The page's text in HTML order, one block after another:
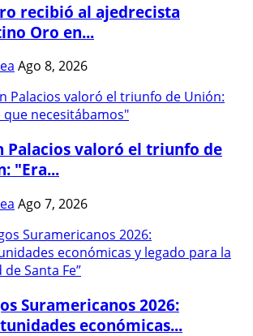
recibió al ajedrecista
Oro en...
Ago 8, 2026
Palacios valoró el triunfo de
"Era...
Ago 7, 2026
Suramericanos 2026:
económicas...